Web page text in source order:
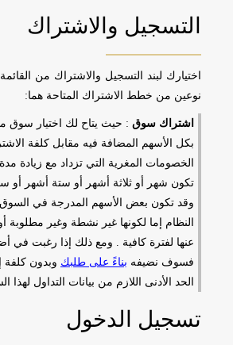
التسجيل والاشتراك
اختيارك لبند التسجيل والاشتراك من
نوعين من خطط الاشتراك المتاحة هما:
اشتراك سوق : حيث يتاح لك اختيار سوق
بكل الأسهم المضافة فيه مقابل كلفة
الخصومات المغرية التي تزداد مع زيادة
تكون شهر أو ثلاثة أشهر أو ستة أشهر
وقد تكون بعض الأسهم المدرجة في
النظام إما لكونها غير نشطة وغير مطلوبة
عنها لفترة كافية . ومع ذلك إذا رغبت في
فسوف نضيفه بناءً على طلبك وبدون
الحد الأدنى اللازم من بيانات التداول لهذا
تسجيل الدخول